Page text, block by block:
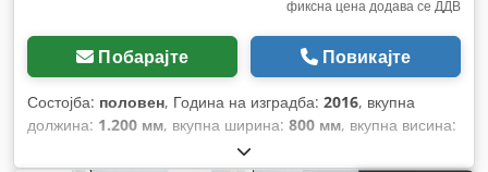
фиксна цена додава се ДДВ
Побарајте Повикајте
Состојба: половен, Година на изградба: 2016, вкупна
должина: 1.200 мм, вкупна ширина: 800 мм, вкупна висина: